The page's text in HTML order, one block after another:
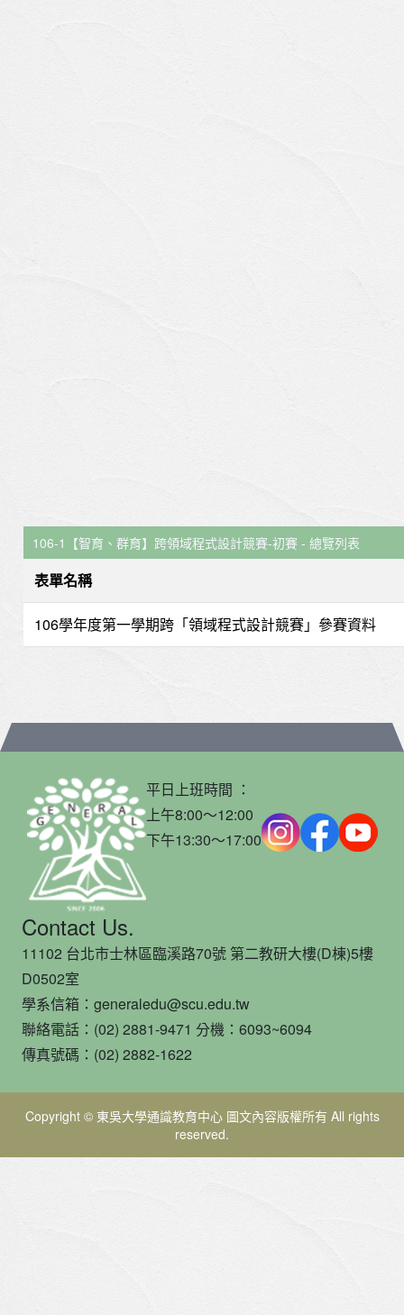
106-1【智育、群育】跨領域程式設計競賽-初賽 - 總覽列表
表單名稱
106學年度第一學期跨「領域程式設計競賽」參賽資料
平日上班時間 ：
上午8:00～12:00
下午13:30～17:00
Contact Us.
11102 台北市士林區臨溪路70號 第二教研大樓(D棟)5樓
D0502室
學系信箱：generaledu@scu.edu.tw
聯絡電話：(02) 2881-9471 分機：6093~6094
傳真號碼：(02) 2882-1622
Copyright © 東吳大學通識教育中心 圖文內容版權所有 All rights
reserved.